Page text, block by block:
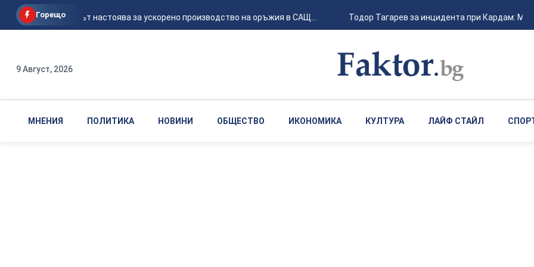
Горещо
Пентагонът настоява за ускорено производство на оръжия в САЩ... Тодор Тагарев за инцидента при Кардам:
9 Август, 2026
МНЕНИЯ ПОЛИТИКА НОВИНИ ОБЩЕСТВО ИКОНОМИКА КУЛТУРА ЛАЙФ СТАЙЛ